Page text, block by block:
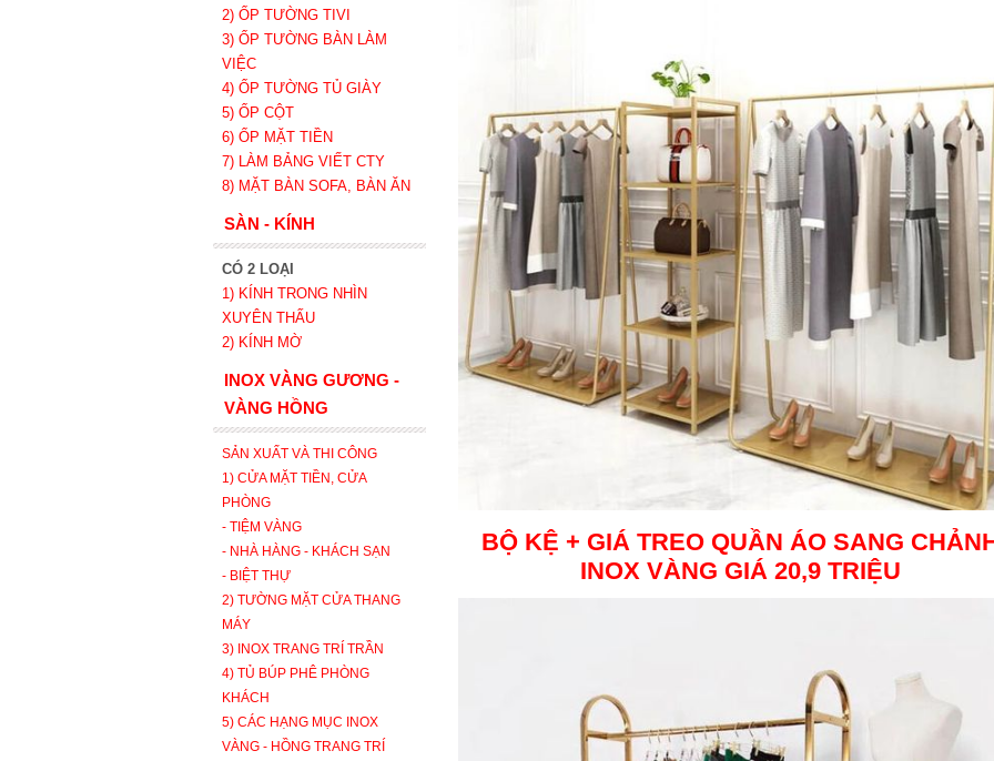
BỘ KỆ + GIÁ TREO QUẦN ÁO SANG
INOX VÀNG GIÁ 20,9 TRIỆU
2) ỐP TƯỜNG TIVI
3) ỐP TƯỜNG BÀN LÀM
VIỆC
4) ỐP TƯỜNG TỦ GIÀY
5) ỐP CỘT
6) ỐP MẶT TIỀN
7) LÀM BẢNG VIẾT CTY
8) MẶT BÀN SOFA, BÀN ĂN
SÀN - KÍNH
CÓ 2 LOẠI
1) KÍNH TRONG NHÌN
XUYÊN THẤU
2) KÍNH MỜ
INOX VÀNG GƯƠNG -
VÀNG HỒNG
SẢN XUẤT VÀ THI CÔNG
1) CỬA MẶT TIỀN, CỬA
PHÒNG
- TIỆM VÀNG
- NHÀ HÀNG - KHÁCH SẠN
- BIỆT THỰ
2) TƯỜNG MẶT CỬA THANG
MÁY
3) INOX TRANG TRÍ TRẦN
4) TỦ BÚP PHÊ PHÒNG
KHÁCH
5) CÁC HẠNG MỤC INOX
VÀNG - HỒNG TRANG TRÍ